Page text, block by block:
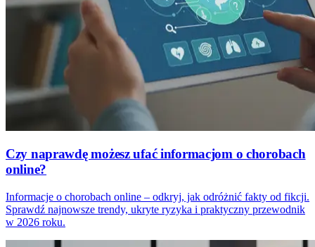
Czy naprawdę możesz ufać informacjom o chorobach
online?
Informacje o chorobach online – odkryj, jak odróżnić fakty od fikcji.
Sprawdź najnowsze trendy, ukryte ryzyka i praktyczny przewodnik
w 2026 roku.